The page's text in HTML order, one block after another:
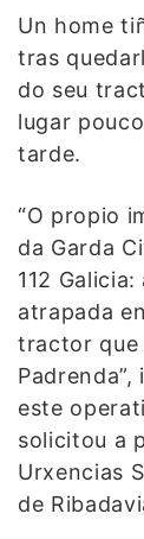
Un home
tras
do seu
lugar
tarde.
“O propio
da Garda
112
atrapada
tractor que
este
solicitou a
Urxencias
de